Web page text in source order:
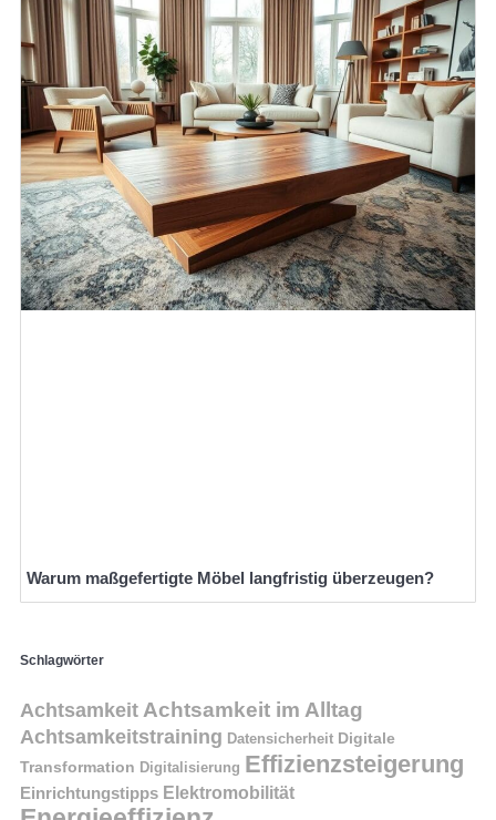
Warum maßgefertigte Möbel langfristig überzeugen?
Schlagwörter
Achtsamkeit Achtsamkeit im Alltag
Achtsamkeitstraining Datensicherheit Digitale
Transformation Digitalisierung Effizienzsteigerung
Einrichtungstipps Elektromobilität